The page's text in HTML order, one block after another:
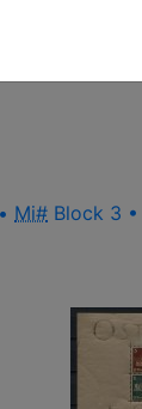
Mi# Block 3 •